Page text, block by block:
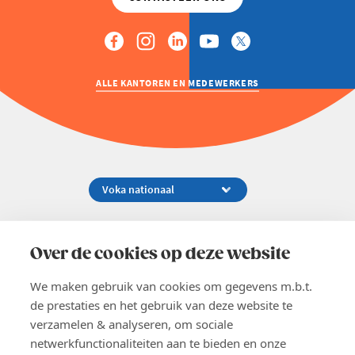
Over de cookies op deze website
We maken gebruik van cookies om gegevens m.b.t.
de prestaties en het gebruik van deze website te
verzamelen & analyseren, om sociale
netwerkfunctionaliteiten aan te bieden en onze
ALLE KANTOREN EN MEDEWERKERS
02 229 81 11